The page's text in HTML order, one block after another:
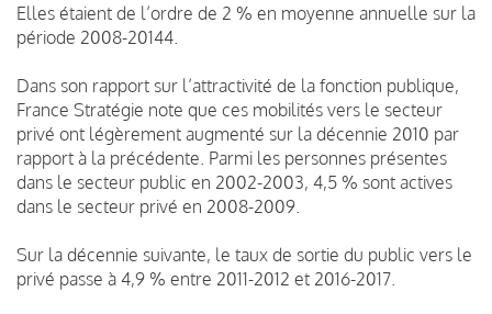
Elles étaient de l’ordre de 2 % en moyenne annuelle sur la
période 2008-20144.
Dans son rapport sur l’attractivité de la fonction publique,
France Stratégie note que ces mobilités vers le secteur
privé ont légèrement augmenté sur la décennie 2010 par
rapport à la précédente. Parmi les personnes présentes
dans le secteur public en 2002-2003, 4,5 % sont actives
dans le secteur privé en 2008-2009.
Sur la décennie suivante, le taux de sortie du public vers le
privé passe à 4,9 % entre 2011-2012 et 2016-2017.